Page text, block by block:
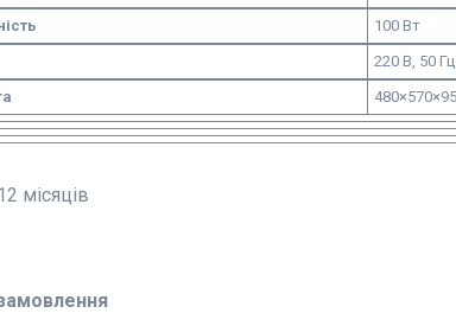
100 Вт
220 В, 50 Гц
місяців